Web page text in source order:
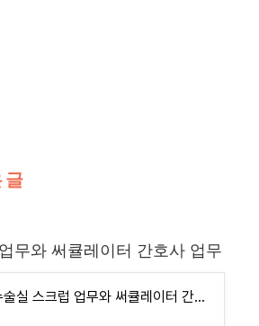
글
무와 써큘레이터 간호사 업무
수술실 스크럽 업무와 써큘레이터 간호사의 업무